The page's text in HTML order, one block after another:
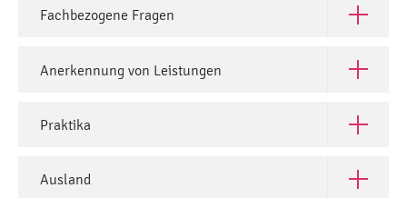
Fachbezogene Fragen Open
Anerkennung von Leistungen Open
Praktika Open
Ausland Open